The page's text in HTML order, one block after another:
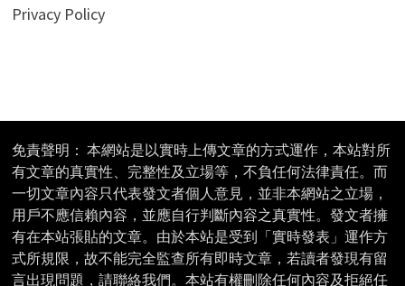
Privacy Policy
免責聲明： 本網站是以實時上傳文章的方式運作，本站對所
有文章的真實性、完整性及立場等，不負任何法律責任。而
一切文章內容只代表發文者個人意見，並非本網站之立場，
用戶不應信賴內容，並應自行判斷內容之真實性。發文者擁
有在本站張貼的文章。由於本站是受到「實時發表」運作方
式所規限，故不能完全監查所有即時文章，若讀者發現有留
言出現問題，請聯絡我們。本站有權刪除任何內容及拒絕任